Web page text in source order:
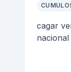
cagar
nacional